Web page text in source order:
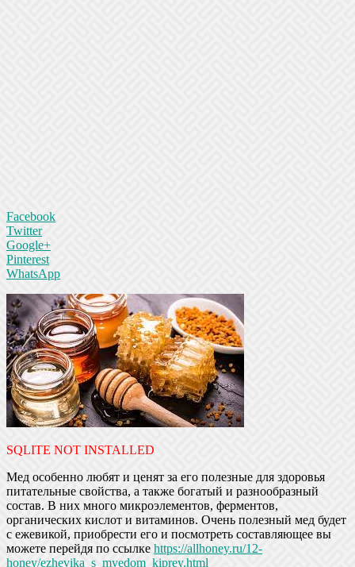
Facebook
Twitter
Google+
Pinterest
WhatsApp
SQLITE NOT INSTALLED
Мед особенно любят и ценят за его полезные для здоровья
питательные свойства, а также богатый и разнообразный
состав. В них много микроэлементов, ферментов,
органических кислот и витаминов. Очень полезный мед будет
с ежевикой, приобрести его и посмотреть составляющее вы
можете перейдя по ссылке https://allhoney.ru/12-
honey/ezhevika_s_myedom_kiprey.html